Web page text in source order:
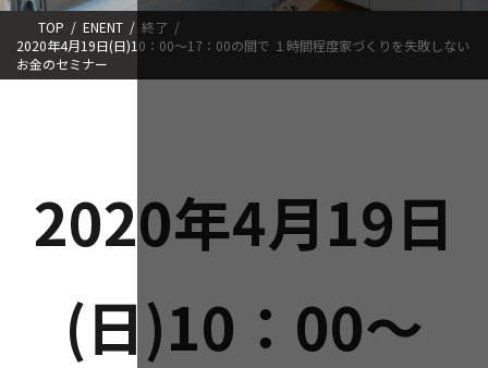
TOP ENENT
終了
2020年4月19日(日)10：00～17：00の間で １時間程度家づくりを失敗しない
お金のセミナー
2020年4月19日
(日)10：00～